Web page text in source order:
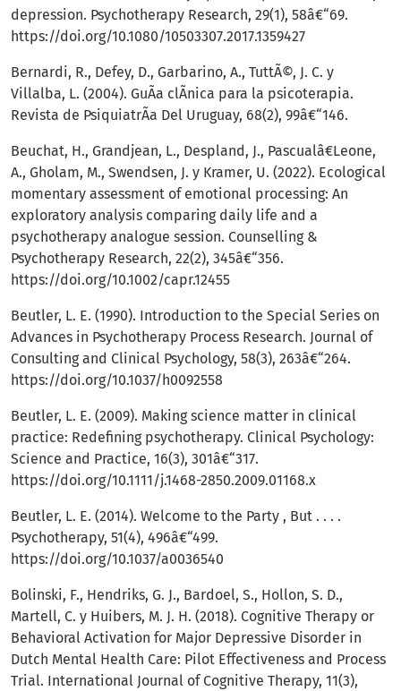
depression. Psychotherapy Research, 29(1), 58â€“69.
https://doi.org/10.1080/10503307.2017.1359427
Bernardi, R., Defey, D., Garbarino, A., TuttÃ©, J. C. y
Villalba, L. (2004). GuÃ­a clÃ­nica para la psicoterapia.
Revista de PsiquiatrÃ­a Del Uruguay, 68(2), 99â€“146.
Beuchat, H., Grandjean, L., Despland, J., Pascualâ€Leone,
A., Gholam, M., Swendsen, J. y Kramer, U. (2022). Ecological
momentary assessment of emotional processing: An
exploratory analysis comparing daily life and a
psychotherapy analogue session. Counselling &
Psychotherapy Research, 22(2), 345â€“356.
https://doi.org/10.1002/capr.12455
Beutler, L. E. (1990). Introduction to the Special Series on
Advances in Psychotherapy Process Research. Journal of
Consulting and Clinical Psychology, 58(3), 263â€“264.
https://doi.org/10.1037/h0092558
Beutler, L. E. (2009). Making science matter in clinical
practice: Redefining psychotherapy. Clinical Psychology:
Science and Practice, 16(3), 301â€“317.
https://doi.org/10.1111/j.1468-2850.2009.01168.x
Beutler, L. E. (2014). Welcome to the Party , But . . . .
Psychotherapy, 51(4), 496â€“499.
https://doi.org/10.1037/a0036540
Bolinski, F., Hendriks, G. J., Bardoel, S., Hollon, S. D.,
Martell, C. y Huibers, M. J. H. (2018). Cognitive Therapy or
Behavioral Activation for Major Depressive Disorder in
Dutch Mental Health Care: Pilot Effectiveness and Process
Trial. International Journal of Cognitive Therapy, 11(3),